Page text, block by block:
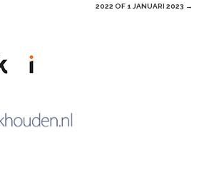
2022 OF 1 JANUARI 2023 →